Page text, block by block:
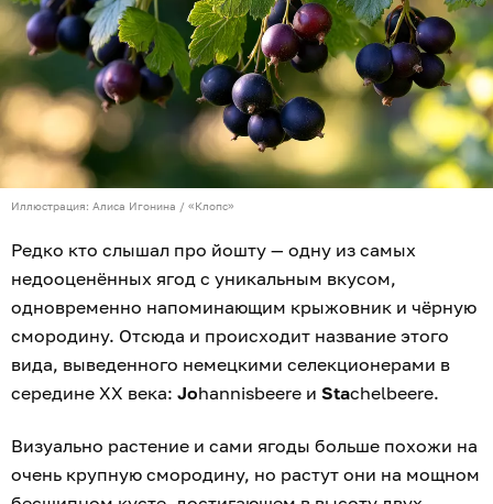
Иллюстрация: Алиса Игонина / «Клопс»
Редко кто слышал про йошту — одну из самых
недооценённых ягод с уникальным вкусом,
одновременно напоминающим крыжовник и чёрную
смородину. Отсюда и происходит название этого
вида, выведенного немецкими селекционерами в
середине XX века: Johannisbeere и Stachelbeere.
Визуально растение и сами ягоды больше похожи на
очень крупную смородину, но растут они на мощном